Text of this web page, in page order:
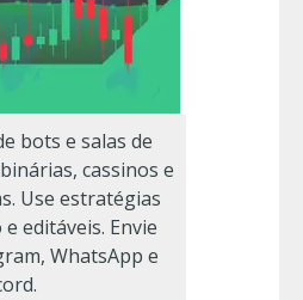
bots e salas de
cassinos e
Use estratégias
editáveis. Envie
WhatsApp e